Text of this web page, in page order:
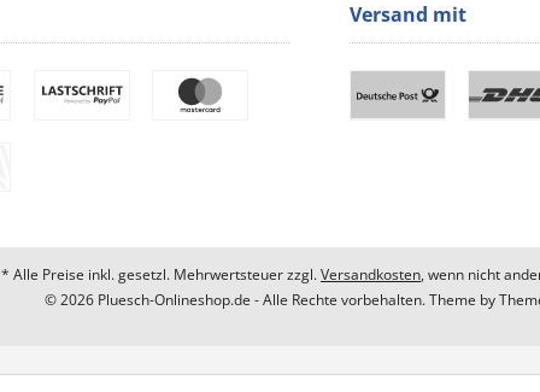
Versand mit
* Alle Preise inkl. gesetzl. Mehrwertsteuer zzgl.Versandkosten, wenn nicht
© 2026 Pluesch-Onlineshop.de - Alle Rechte vorbehalten. Theme by